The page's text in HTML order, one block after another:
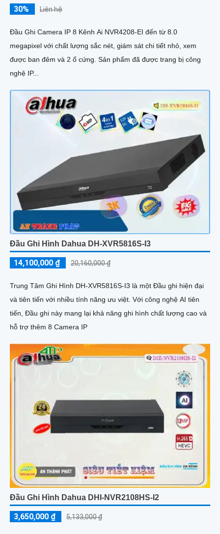
30% Liên hệ
Đầu Ghi Camera IP 8 Kênh Ai NVR4208-EI đến từ 8.0
megapixel với chất lượng sắc nét, giám sát chi tiết nhỏ, xem
được ban đêm và 2 ổ cứng. Sản phẩm đã được trang bị công
nghệ IP...
Đầu Ghi Hình Dahua DH-XVR5816S-I3
14,100,000 ₫ 20,160,000 ₫
Trung Tâm Ghi Hình DH-XVR5816S-I3 là một Đầu ghi hiện đại
và tiên tiến với nhiều tính năng ưu việt. Với công nghệ AI tiên
tiến, Đầu ghi này mang lại khả năng ghi hình chất lượng cao và
hỗ trợ thêm 8 Camera IP
Đầu Ghi Hình Dahua DHI-NVR2108HS-I2
3,650,000 ₫ 5,133,000 ₫